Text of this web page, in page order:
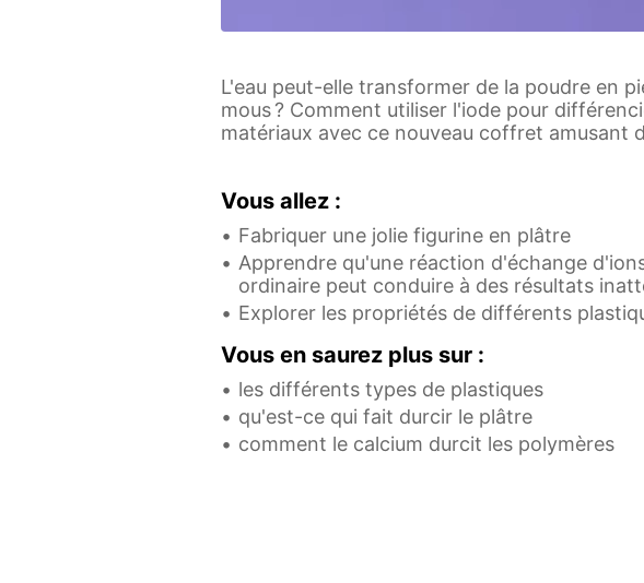
L'eau peut-elle transformer de la poudre en
mous ? Comment utiliser l'iode pour
matériaux avec ce nouveau coffret amusant
Vous allez :
Fabriquer une jolie figurine en plâtre
Apprendre qu'une réaction d'échange
ordinaire peut conduire à des résultats
Explorer les propriétés de différents
Vous en saurez plus sur :
les différents types de plastiques
qu'est-ce qui fait durcir le plâtre
comment le calcium durcit les polymères